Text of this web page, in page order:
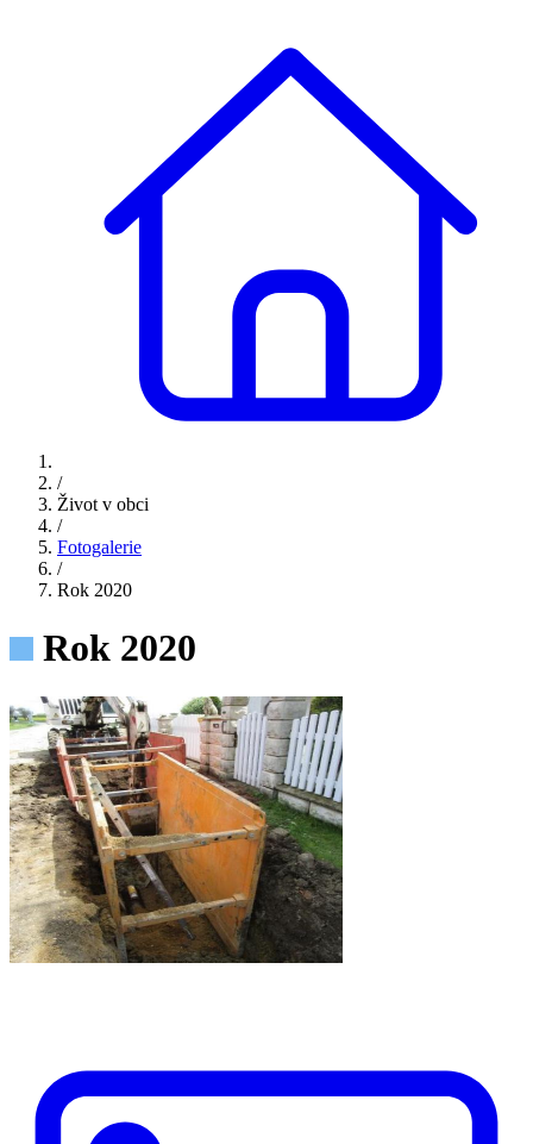
/
Život v obci
/
Fotogalerie
/
Rok 2020
Rok 2020